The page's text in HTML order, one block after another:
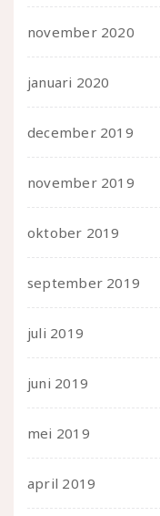
november 2020
januari 2020
december 2019
november 2019
oktober 2019
september 2019
juli 2019
juni 2019
mei 2019
april 2019